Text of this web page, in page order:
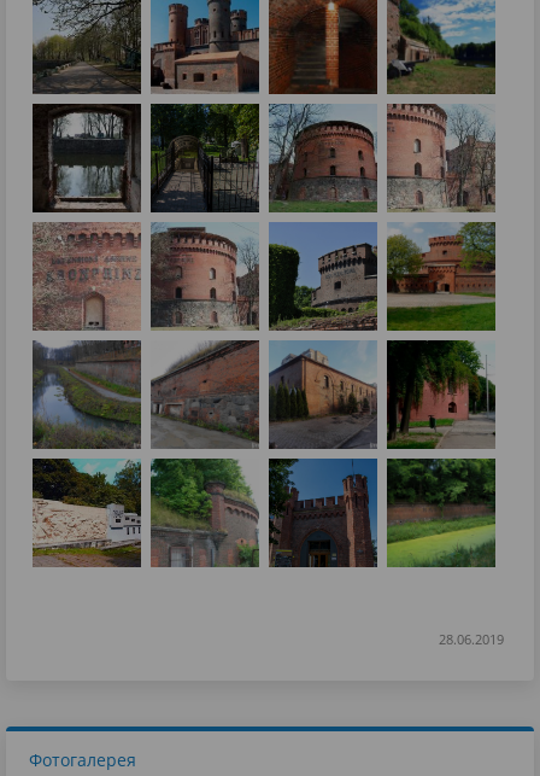
28.06.2019
Фотогалерея